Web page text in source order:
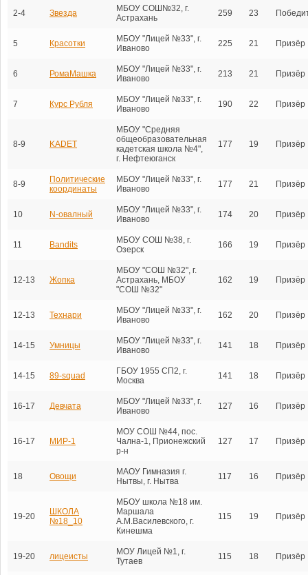
2-4 Звезда
МБОУ СОШ№32, г.
Астрахань
259 23
5 Красотки
МБОУ "Лицей №33", г.
Иваново
225 21 Призёр
6 РомаМашка
МБОУ "Лицей №33", г.
Иваново
213 21 Призёр
7 Курс Рубля
МБОУ "Лицей №33", г.
Иваново
190 22 Призёр
8-9 KADET
МБОУ "Средняя
общеобразовательная
кадетская школа №4",
г. Нефтеюганск
177 19 Призёр
8-9
Политические
координаты
МБОУ "Лицей №33", г.
Иваново
177 21 Призёр
10 N-овалный
МБОУ "Лицей №33", г.
Иваново
174 20 Призёр
11 Bandits
МБОУ СОШ №38, г.
Озерск
166 19 Призёр
12-13 Жопка
МБОУ "СОШ №32", г.
Астрахань, МБОУ
"СОШ №32"
162 19 Призёр
12-13 Технари
МБОУ "Лицей №33", г.
Иваново
162 20 Призёр
14-15 Умницы
МБОУ "Лицей №33", г.
Иваново
141 18 Призёр
14-15 89-squad
ГБОУ 1955 СП2, г.
Москва
141 18 Призёр
16-17 Девчата
МБОУ "Лицей №33", г.
Иваново
127 16 Призёр
16-17 МИР-1
МОУ СОШ №44, пос.
Чална-1, Прионежский
р-н
127 17 Призёр
18 Овощи
МАОУ Гимназия г.
Нытвы, г. Нытва
117 16 Призёр
19-20
ШКОЛА
№18_10
МБОУ школа №18 им.
Маршала
А.М.Василевского, г.
Кинешма
115 19 Призёр
19-20 лицеисты
МОУ Лицей №1, г.
Тутаев
115 18 Призёр